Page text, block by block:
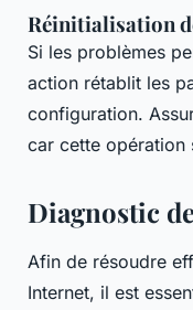
Réinitialisation
Si les problèmes
action rétablit les
configuration.
car cette opération
Diagnostic
Afin de résoudre
Internet, il est